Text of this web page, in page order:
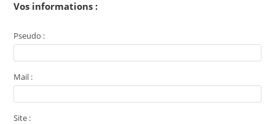
Vos informations :
Pseudo :
Mail :
Site :